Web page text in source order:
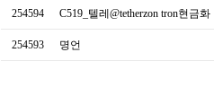
254594 C519_텔레@tetherzon tron현금
254593 명언